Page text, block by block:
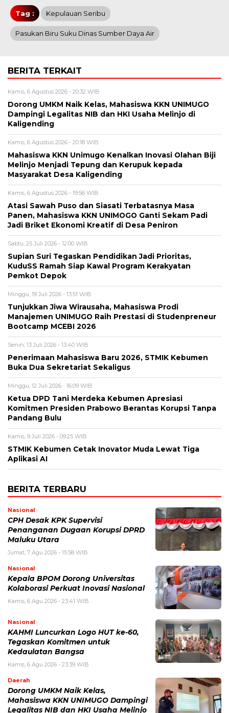
Tag : Kepulauan Seribu
Pasukan Biru Suku Dinas Sumber Daya Air
BERITA TERKAIT
Kamis, 6 Agustus 2026 - 20:32 WIB
Dorong UMKM Naik Kelas, Mahasiswa KKN UNIMUGO
Dampingi Legalitas NIB dan HKI Usaha Melinjo di
Kaligending
Kamis, 6 Agustus 2026 - 20:18 WIB
Mahasiswa KKN Unimugo Kenalkan Inovasi Olahan Biji
Melinjo Menjadi Tepung dan Kerupuk kepada
Masyarakat Desa Kaligending
Kamis, 6 Agustus 2026 - 19:56 WIB
Atasi Sawah Puso dan Siasati Terbatasnya Masa
Panen, Mahasiswa KKN UNIMOGO Ganti Sekam Padi
Jadi Briket Ekonomi Kreatif di Desa Peniron
Sabtu, 25 Juli 2026 - 12:00 WIB
Supian Suri Tegaskan Pendidikan Jadi Prioritas,
KuduSS Ramah Siap Kawal Program Kerakyatan
Pemkot Depok
Minggu, 19 Juli 2026 - 13:51 WIB
Tunjukkan Jiwa Wirausaha, Mahasiswa Prodi
Manajemen UNIMUGO Raih Prestasi di Studenpreneur
Bootcamp MCEBI 2026
Senin, 13 Juli 2026 - 13:40 WIB
Penerimaan Mahasiswa Baru 2026, STMIK Kebumen
Buka Dua Sekretariat Sekaligus
Minggu, 12 Juli 2026 - 16:09 WIB
Ketua DPD Tani Merdeka Kebumen Apresiasi
Komitmen Presiden Prabowo Berantas Korupsi Tanpa
Pandang Bulu
Kamis, 9 Juli 2026 - 09:25 WIB
STMIK Kebumen Cetak Inovator Muda Lewat Tiga
Aplikasi AI
BERITA TERBARU
Nasional
CPH Desak KPK Supervisi
Penanganan Dugaan Korupsi DPRD
Maluku Utara
Jumat, 7 Agu 2026 - 15:58 WIB
Nasional
Kepala BPOM Dorong Universitas
Kolaborasi Perkuat Inovasi Nasional
Kamis, 6 Agu 2026 - 23:41 WIB
Nasional
KAHMI Luncurkan Logo HUT ke-60,
Tegaskan Komitmen untuk
Kedaulatan Bangsa
Kamis, 6 Agu 2026 - 23:39 WIB
Daerah
Dorong UMKM Naik Kelas,
Mahasiswa KKN UNIMUGO Dampingi
Legalitas NIB dan HKI Usaha Melinjo